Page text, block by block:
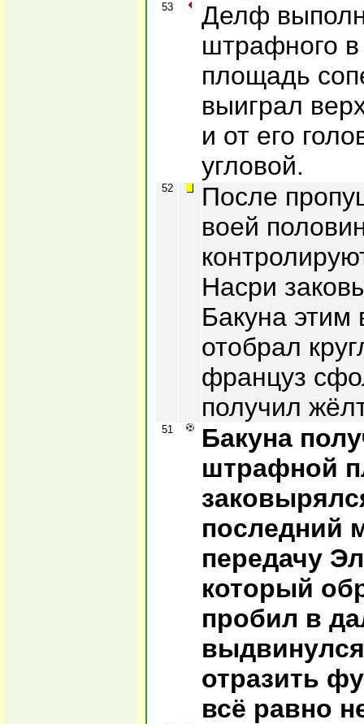
53
Делф
штрафного
площадь
выиграл
и от его
угловой.
52
После
воей
Насри
Бакуна этим
отобрал
француз
получил
51
Бакуна
штрафной
последний
передачу
который
пробил в
отразить
всё равно